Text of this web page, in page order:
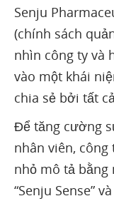
Senju
(chính sách
nhìn công ty và
vào một khái
chia sẻ bởi tất
Để tăng cường
nhân viên, công
nhỏ mô tả
“Senju Sense”